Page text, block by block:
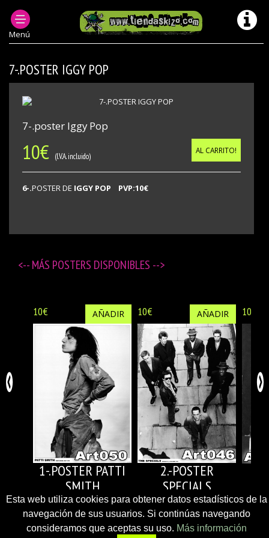
Menú
ACCESORIOS PUNK POSTERS DE GRUPOS PUNK OI
7-.POSTER IGGY POP
7-.poster Iggy Pop
10€ (I.V.A. incluido)
AL CARRITO!
6-.POSTER DE IGGY POP PVP:10€
<-- MÁS POSTERS DISPONIBLES -->
10€ AÑADIR
1-.POSTER PATTI
SMITH
10€ AÑADIR
2.-POSTER
SPECIALS
10€
Esta web utiliza cookies para obtener datos estadísticos de la
navegación de sus usuarios. Si continúas navegando
consideramos que aceptas su uso. Más información